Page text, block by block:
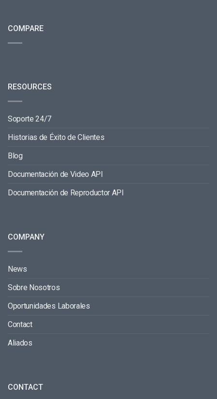
COMPARE
RESOURCES
Soporte 24/7
Historias de Éxito de Clientes
Blog
Documentación de Video API
Documentación de Reproductor API
COMPANY
News
Sobre Nosotros
Oportunidades Laborales
Contact
Aliados
CONTACT